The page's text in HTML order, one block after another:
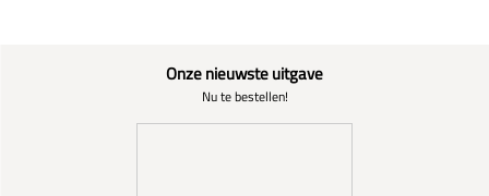
Onze nieuwste uitgave
Nu te bestellen!